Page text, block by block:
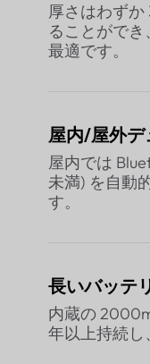
厚さはわず
ることがで
最適です。
屋内/屋外デ
屋内では
未満) を自動
す。
長いバッテ
内蔵の
年以上持続